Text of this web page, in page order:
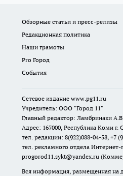
Обзорные статьи и пресс-релизы
Редакционная политика
Наши грамоты
Pro Город
События
Сетевое издание www.pg11.ru
Учредитель: ООО "Город 11"
Главный редактор: Ламбринаки
Адрес: 167000, Республика Коми
тел. редакции: 8(922)088-04-58, +7
тел. рекламного отдела Интернет-
progorod11.sykt@yandex.ru
Вся информация, размещенная на